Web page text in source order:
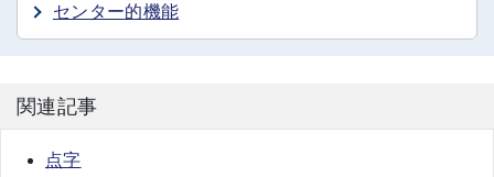
センター的機能
関連記事
点字